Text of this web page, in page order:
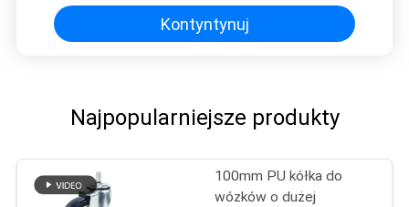
Kontyntynuj
Najpopularniejsze produkty
100mm PU kółka do
wózków o dużej